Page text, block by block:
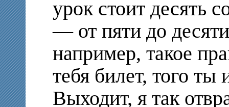
урок стоит десять
— от пяти до
например, такое
тебя билет, того
Выходит, я так